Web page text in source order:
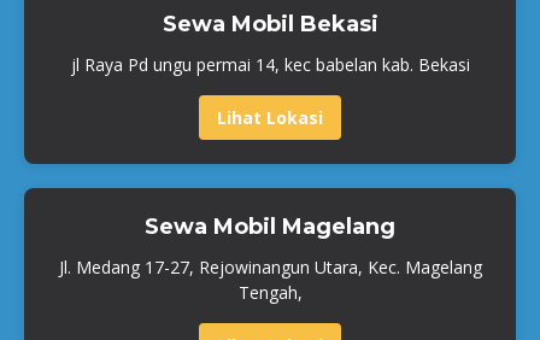
Sewa Mobil Bekasi
jl Raya Pd ungu permai 14, kec babelan kab. Bekasi
Lihat Lokasi
Sewa Mobil Magelang
Jl. Medang 17-27, Rejowinangun Utara, Kec. Magelang
Tengah,